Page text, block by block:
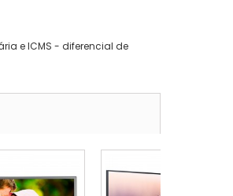
e ICMS - diferencial de